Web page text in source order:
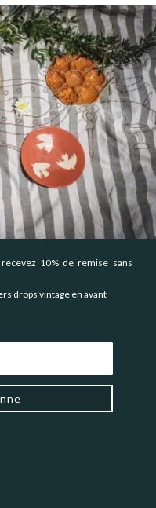
10% de remise sans
drops vintage en avant